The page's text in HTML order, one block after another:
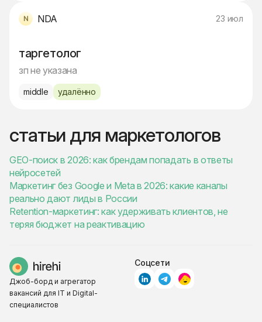
NDA 23 июл
таргетолог
зп не указана
middle удалённо
статьи для маркетологов
GEO-поиск в 2026: как брендам попадать в ответы
нейросетей
Маркетинг без Google и Meta в 2026: какие каналы
реально дают лиды в России
Retention-маркетинг: как удерживать клиентов, не
теряя бюджет на реактивацию
Джоб-борд и агрегатор
вакансий для IT и Digital-
специалистов
Соцсети